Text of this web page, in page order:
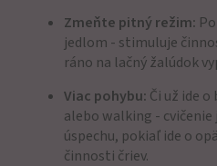
Zmeňte pitný režim:
jedlom - stimuluje
ráno na lačný žalúdok
Viac pohybu: Či už ide
alebo walking - cvičenie
úspechu, pokiaľ ide o
činnosti čriev.